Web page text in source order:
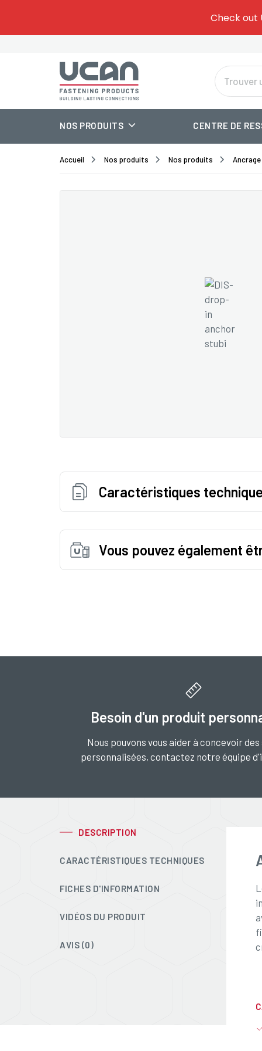
NOS PRODUITS CENTRE DE
Accueil Nos produits Nos produits
Caractéristiques
Vous pouvez également
Besoin d'un produit
Nous pouvons vous aider à concevoir
personnalisées, contactez notre équipe
DESCRIPTION
CARACTÉRISTIQUES TECHNIQUES
FICHES D'INFORMATION
VIDÉOS DU PRODUIT
AVIS (0)
Check out